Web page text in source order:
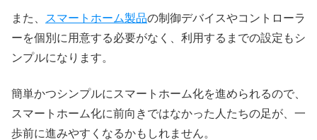
また、 スマートホーム製品の制御デバイスやコントローラ
ーを個別に用意する必要がなく、利用するまでの設定もシ
ンプルになります。
簡単かつシンプルにスマートホーム化を進められるので、
スマートホーム化に前向きではなかった人たちの足が、一
歩前に進みやすくなるかもしれません。